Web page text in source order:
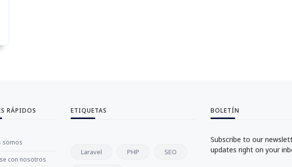
RÁPIDOS
somos
con nosotros
ETIQUETAS
Laravel PHP SEO
BOLETÍN
Subscribe to our
updates right on your